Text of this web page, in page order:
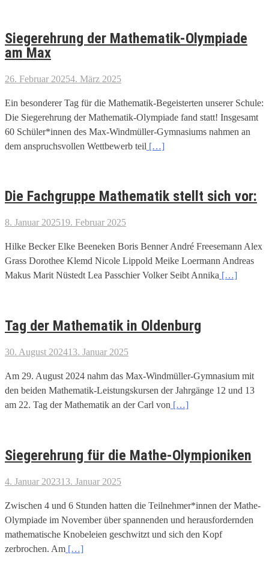
Siegerehrung der Mathematik-Olympiade
am Max
26. Februar 20254. März 2025
Ein besonderer Tag für die Mathematik-Begeisterten unserer Schule:
Die Siegerehrung der Mathematik-Olympiade fand statt! Insgesamt
60 Schüler*innen des Max-Windmüller-Gymnasiums nahmen an
dem anspruchsvollen Wettbewerb teil […]
Die Fachgruppe Mathematik stellt sich vor:
8. Januar 202519. Februar 2025
Hilke Becker Elke Beeneken Boris Benner André Freesemann Alex
Grass Dorothee Klemd Nicole Lippold Meike Loermann Andreas
Makus Marit Nüstedt Lea Passchier Volker Seibt Annika […]
Tag der Mathematik in Oldenburg
30. August 202413. Januar 2025
Am 29. August 2024 nahm das Max-Windmüller-Gymnasium mit
den beiden Mathematik-Leistungskursen der Jahrgänge 12 und 13
am 22. Tag der Mathematik an der Carl von […]
Siegerehrung für die Mathe-Olympioniken
4. Januar 202313. Januar 2025
Zwischen 4 und 6 Stunden hatten die Teilnehmer*innen der Mathe-
Olympiade im November über spannenden und herausfordernden
mathematische Knobeleien geschwitzt und sich den Kopf
zerbrochen. Am […]